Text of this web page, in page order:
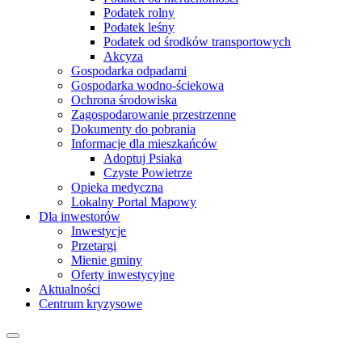
Podatek rolny
Podatek leśny
Podatek od środków transportowych
Akcyza
Gospodarka odpadami
Gospodarka wodno-ściekowa
Ochrona środowiska
Zagospodarowanie przestrzenne
Dokumenty do pobrania
Informacje dla mieszkańców
Adoptuj Psiaka
Czyste Powietrze
Opieka medyczna
Lokalny Portal Mapowy
Dla inwestorów
Inwestycje
Przetargi
Mienie gminy
Oferty inwestycyjne
Aktualności
Centrum kryzysowe